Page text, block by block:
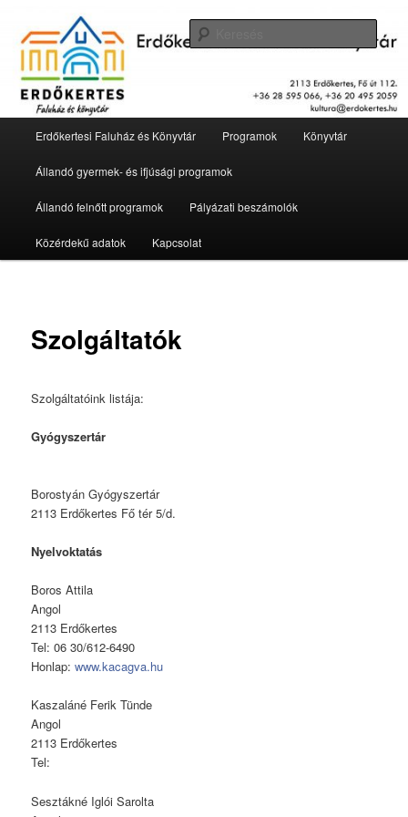
elsődleges
tartalomraErdőkertesi Faluház és Könyvtár
Erdőkertesi Faluház és Könyvtár Programok Könyvtár
Állandó gyermek- és ifjúsági programok
Állandó felnőtt programok Pályázati beszámolók
Közérdekű adatok Kapcsolat
Szolgáltatók
Szolgáltatóink listája:
Gyógyszertár
Borostyán Gyógyszertár
2113 Erdőkertes Fő tér 5/d.
Nyelvoktatás
Boros Attila
Angol
2113 Erdőkertes
Tel: 06 30/612-6490
Honlap:www.kacagva.hu
Kaszaláné Ferik Tünde
Angol
2113 Erdőkertes
Tel:
Sesztákné Iglói Sarolta